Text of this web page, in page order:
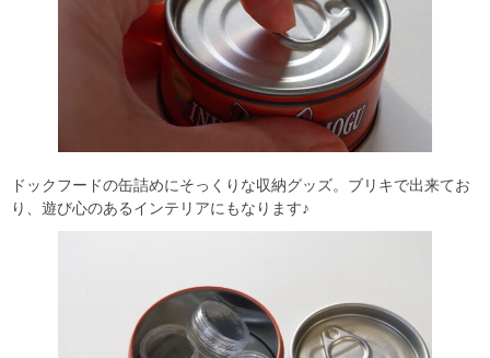
ドックフードの缶詰めにそっくりな収納グッズ。ブリキで出来てお
り、遊び心のあるインテリアにもなります♪